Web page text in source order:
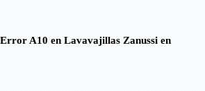
A10 en Lavavajillas Zanussi en